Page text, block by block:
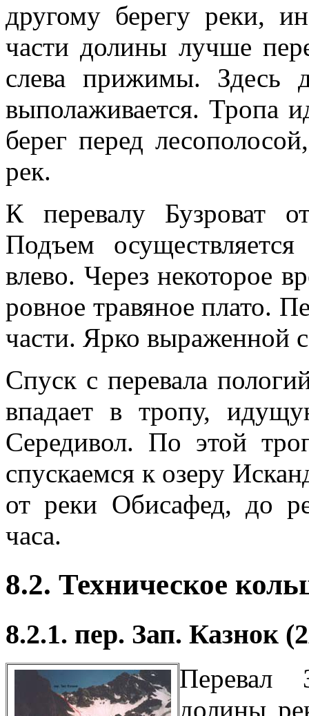
другому берегу реки,
части долины лучше
слева прижимы. Здесь
выполаживается. Тропа
берег перед
рек.
К перевалу Бузроват
Подъем
влево. Через некоторое
ровное травяное плато.
части. Ярко выраженной
Спуск с перевала
впадает в тропу,
Середивол. По этой
спускаемся к озеру
от реки Обисафед, до
часа.
8.2. Техническое
8.2.1. пер. Зап. Казнок
Перевал
долины